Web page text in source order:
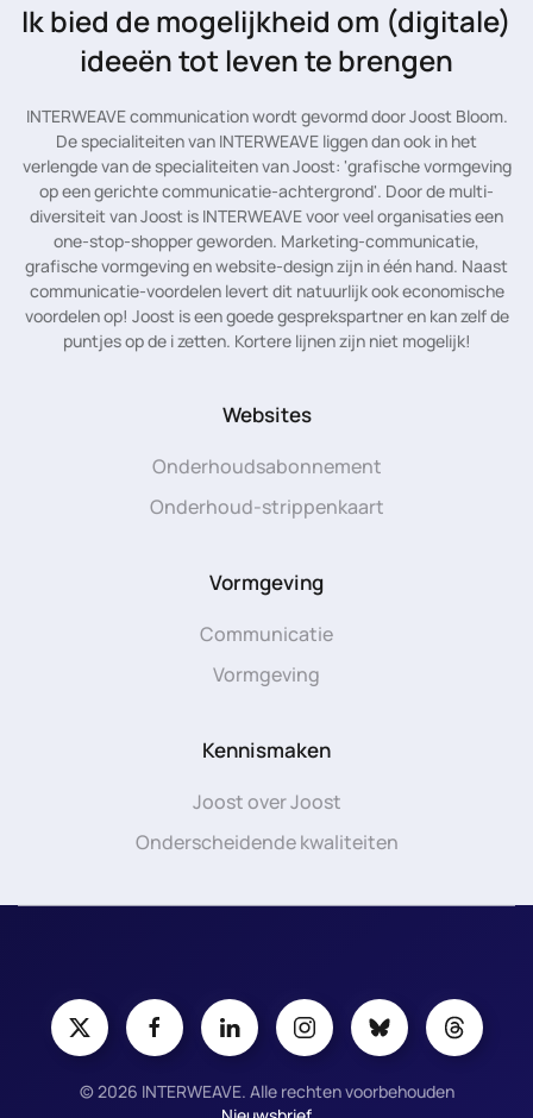
Ik bied de mogelijkheid om (digitale)
ideeën tot leven te brengen
INTERWEAVE communication wordt gevormd door Joost Bloom.
De specialiteiten van INTERWEAVE liggen dan ook in het
verlengde van de specialiteiten van Joost: 'grafische vormgeving
op een gerichte communicatie-achtergrond'. Door de multi-
diversiteit van Joost is INTERWEAVE voor veel organisaties een
one-stop-shopper geworden. Marketing-communicatie,
grafische vormgeving en website-design zijn in één hand. Naast
communicatie-voordelen levert dit natuurlijk ook economische
voordelen op! Joost is een goede gesprekspartner en kan zelf de
puntjes op de i zetten. Kortere lijnen zijn niet mogelijk!
Websites
Onderhoudsabonnement
Onderhoud-strippenkaart
Vormgeving
Communicatie
Vormgeving
Kennismaken
Joost over Joost
Onderscheidende kwaliteiten
©2026 INTERWEAVE. Alle rechten voorbehouden